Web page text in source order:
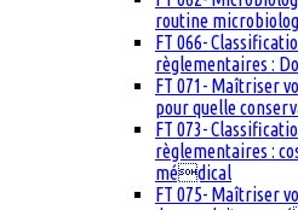
routine
FT 066-
règlementaires :
FT 071- Maîtriser
pour quelle
FT 073-
règlementaires :
médical
FT 075- Maîtriser